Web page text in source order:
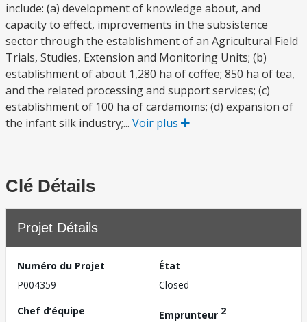
include: (a) development of knowledge about, and
capacity to effect, improvements in the subsistence
sector through the establishment of an Agricultural Field
Trials, Studies, Extension and Monitoring Units; (b)
establishment of about 1,280 ha of coffee; 850 ha of tea,
and the related processing and support services; (c)
establishment of 100 ha of cardamoms; (d) expansion of
the infant silk industry;... Voir plus
Clé Détails
Projet Détails
Numéro du Projet
P004359
État
Closed
Chef d’équipe
Emprunteur 2